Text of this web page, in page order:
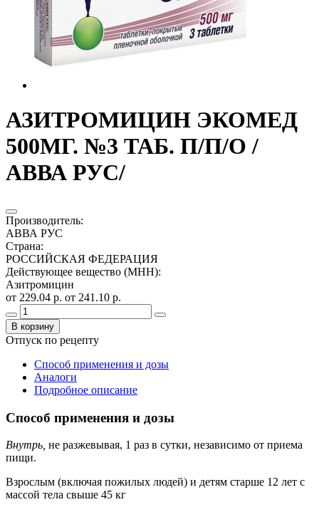
АЗИТРОМИЦИН ЭКОМЕД
500МГ. №3 ТАБ. П/П/О /
АВВА РУС/
Производитель:
АВВА РУС
Страна:
РОССИЙСКАЯ ФЕДЕРАЦИЯ
Действующее вещество (МНН):
Азитромицин
от 229.04 р. от 241.10 р.
В корзину
Отпуск по рецепту
Способ применения и дозы
Аналоги
Подробное описание
Способ применения и дозы
Внутрь, не разжевывая, 1 раз в сутки, независимо от приема
пищи.
Взрослым (включая пожилых людей) и детям старше 12 лет с
массой тела свыше 45 кг